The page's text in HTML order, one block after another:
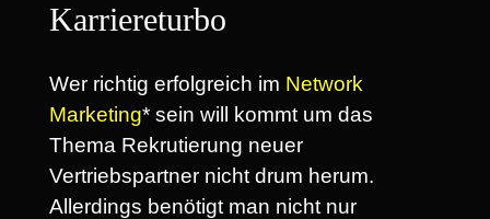
Karriereturbo
Wer richtig erfolgreich im Network
Marketing* sein will kommt um das
Thema Rekrutierung neuer
Vertriebspartner nicht drum herum.
Allerdings benötigt man nicht nur